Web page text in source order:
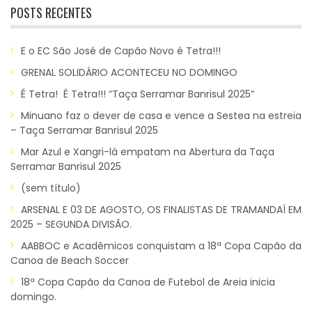
POSTS RECENTES
E o EC São José de Capão Novo é Tetra!!!
GRENAL SOLIDÁRIO ACONTECEU NO DOMINGO
É Tetra! É Tetra!!! “Taça Serramar Banrisul 2025”
Minuano faz o dever de casa e vence a Sestea na estreia
– Taça Serramar Banrisul 2025
Mar Azul e Xangri-lá empatam na Abertura da Taça
Serramar Banrisul 2025
(sem título)
ARSENAL E 03 DE AGOSTO, OS FINALISTAS DE TRAMANDAÍ EM
2025 – SEGUNDA DIVISÃO.
AABBOC e Acadêmicos conquistam a 18ª Copa Capão da
Canoa de Beach Soccer
18ª Copa Capão da Canoa de Futebol de Areia inicia
domingo.